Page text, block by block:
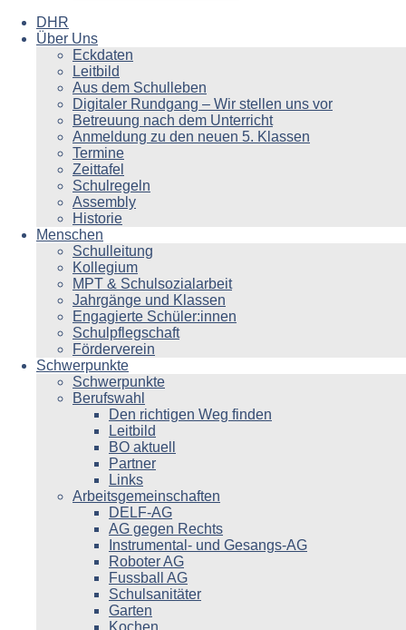
DHR
Über Uns
Eckdaten
Leitbild
Aus dem Schulleben
Digitaler Rundgang – Wir stellen uns vor
Betreuung nach dem Unterricht
Anmeldung zu den neuen 5. Klassen
Termine
Zeittafel
Schulregeln
Assembly
Historie
Menschen
Schulleitung
Kollegium
MPT & Schulsozialarbeit
Jahrgänge und Klassen
Engagierte Schüler:innen
Schulpflegschaft
Förderverein
Schwerpunkte
Schwerpunkte
Berufswahl
Den richtigen Weg finden
Leitbild
BO aktuell
Partner
Links
Arbeitsgemeinschaften
DELF-AG
AG gegen Rechts
Instrumental- und Gesangs-AG
Roboter AG
Fussball AG
Schulsanitäter
Garten
Kochen